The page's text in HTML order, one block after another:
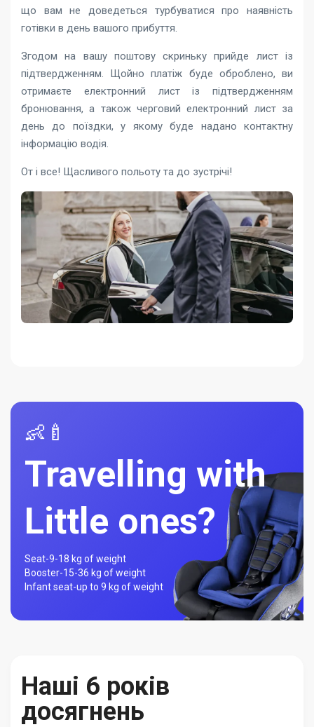
що вам не доведеться турбуватися про наявність
готівки в день вашого прибуття.
Згодом на вашу поштову скриньку прийде лист із
підтвердженням. Щойно платіж буде оброблено, ви
отримаєте електронний лист із підтвердженням
бронювання, а також черговий електронний лист за
день до поїздки, у якому буде надано контактну
інформацію водія.
От і все! Щасливого польоту та до зустрічі!
👶🍼
Travelling with
Little ones?
Seat-9-18 kg of weight
Booster-15-36 kg of weight
Infant seat-up to 9 kg of weight
Наші 6 років
досягнень